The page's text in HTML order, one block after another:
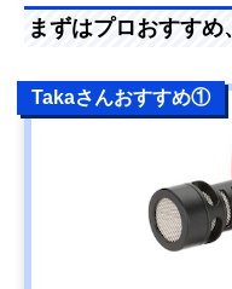
まずはプロおすす
Takaさんおすすめ①